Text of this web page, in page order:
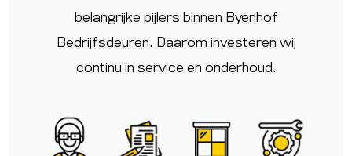
belangrijke pijlers binnen Byenhof
Bedrijfsdeuren. Daarom investeren wij
continu in service en onderhoud.